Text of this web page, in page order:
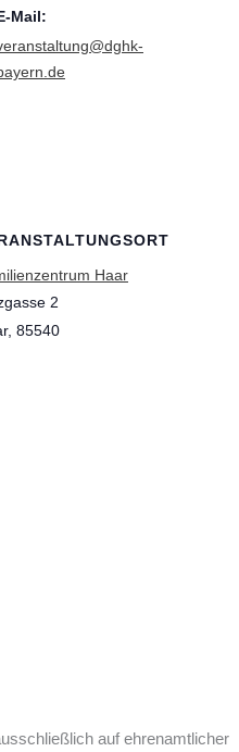
Haar
2
, 85540
Mail:
auf ehrenamtlicher